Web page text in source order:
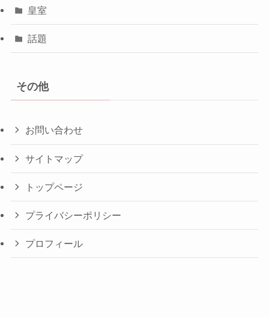
皇室
話題
その他
お問い合わせ
サイトマップ
トップページ
プライバシーポリシー
プロフィール